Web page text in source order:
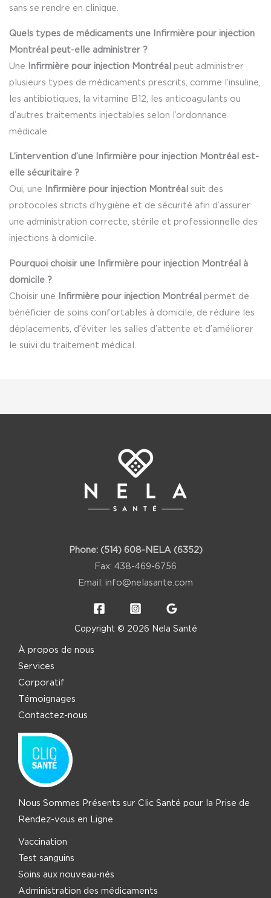
sans se rendre en clinique.
Quels types de médicaments une Infirmière pour injection
Montréal peut-elle administrer ?
Une Infirmière pour injection Montréal peut administrer
plusieurs types de médicaments prescrits, comme l’insuline,
les antibiotiques, la vitamine B12, les anticoagulants ou
d’autres traitements injectables selon l’ordonnance
médicale.
L’intervention d’une Infirmière pour injection Montréal est-
elle sécuritaire ?
Oui, une Infirmière pour injection Montréal suit des
protocoles stricts d’hygiène et de sécurité afin d’assurer
une administration correcte, stérile et professionnelle des
injections à domicile.
Pourquoi choisir une Infirmière pour injection Montréal à
domicile ?
Choisir une Infirmière pour injection Montréal permet de
bénéficier de soins confortables à domicile, de réduire les
déplacements, d’éviter les salles d’attente et d’améliorer
le suivi du traitement médical.
Phone: (514) 608-NELA (6352)
Fax: 438-469-6756
Email: info@nelasante.com
Copyright © 2026 Nela Santé
À propos de nous
Services
Corporatif
Témoignages
Contactez-nous
Nous Sommes Présents sur Clic Santé pour la Prise de
Rendez-vous en Ligne
Vaccination
Test sanguins
Soins aux nouveau-nés
Administration des médicaments